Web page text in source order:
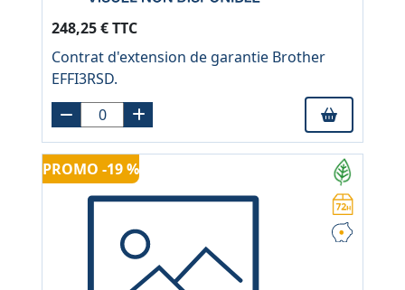
248,25 € TTC
Contrat d'extension de garantie Brother
EFFI3RSD.
PROMO -19 %